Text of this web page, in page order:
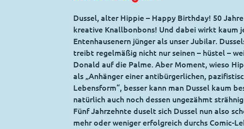
Dussel, alter Hippie – Happy Birthday! 50
kreative Knallbonbons! Und dabei wirkt kaum
Entenhausenern jünger als unser Jubilar.
treibt regelmäßig nicht nur seinen – hüstel –
Donald auf die Palme. Aber Moment, wieso
als „Anhänger einer antibürgerlichen,
Lebensform“, besser kann man Dussel kaum
natürlich auch noch dessen ungezähmt
Fünf Jahrzehnte duselt sich Dussel nun also
mehr oder weniger erfolgreich durchs Comic-